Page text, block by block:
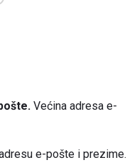
Većina adresa e-
e-pošte i prezime.